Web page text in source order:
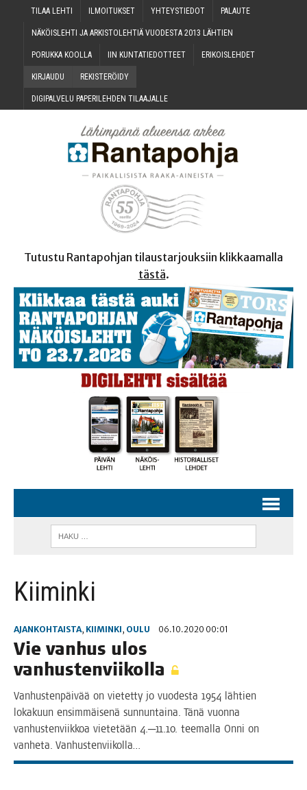
TILAA LEH­TI ILMOI­TUK­SET YHTEYS­TIE­DOT PALAU­TE
NÄKÖIS­LEH­TI JA ARKIS­TO­LEH­TIÄ VUO­DES­TA 2013 LÄHTIEN
PORUK­KA KOOLLA IIN KUN­TA­TIE­DOT­TEET ERI­KOIS­LEH­DET
KIR­JAU­DU REKIS­TE­RÖI­DY
DIGI­PAL­VE­LU PAPE­RI­LEH­DEN TILAAJALLE
Tutustu Rantapohjan tilaustarjouksiin klikkaamalla
tästä.
Kiiminki
AJANKOHTAISTA, KIIMINKI, OULU 06.10.2020 00:01
Vie van­hus ulos
vanhustenviikolla
Van­hus­ten­päi­vää on vie­tet­ty jo vuo­des­ta 1954 läh­tien
loka­kuun ensim­mäi­se­nä sun­nun­tai­na. Tänä vuon­na
van­hus­ten­viik­koa vie­te­tään 4.─11.10. tee­mal­la Onni on
van­he­ta. Vanhustenviikolla…